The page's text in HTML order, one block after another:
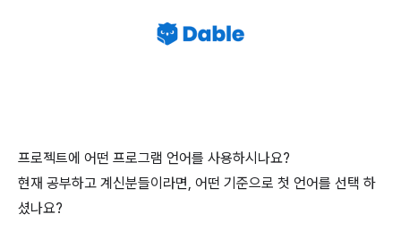
프로젝트에 어떤 프로그램 언어를 사용하시나요?
현재 공부하고 계신분들이라면, 어떤 기준으로 첫 언어를 선택 하
셨나요?